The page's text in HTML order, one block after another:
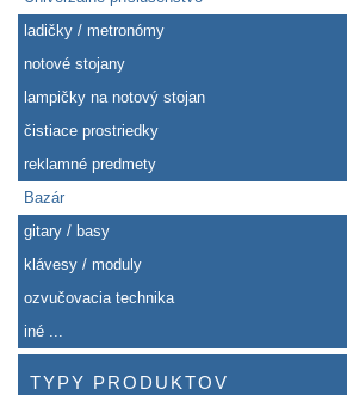
ladičky / metronómy
notové stojany
lampičky na notový stojan
čistiace prostriedky
reklamné predmety
Bazár
gitary / basy
klávesy / moduly
ozvučovacia technika
iné ...
TYPY PRODUKTOV